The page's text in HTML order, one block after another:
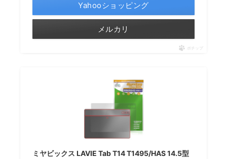
Yahooショッピング
メルカリ
ポチップ
ミヤビックス LAVIE Tab T14 T1495/HAS 14.5型